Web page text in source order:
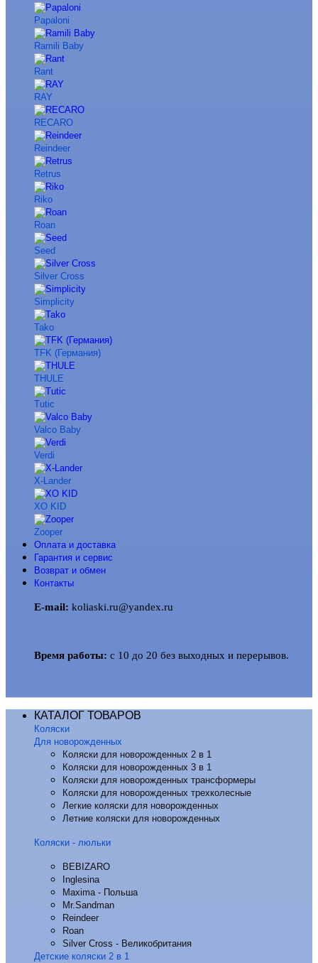
Papaloni
Ramili Baby
Rant
RAY
RECARO
Reindeer
Retrus
Riko
Roan
Seed
Silver Cross
Simplicity
Tako
TFK (Германия)
THULE
Tutic
Valco Baby
Verdi
X-Lander
XO KID
Zooper
Оплата и доставка
Гарантия и сервис
Возврат и обмен
Контакты
E-mail: koliaski.ru@yandex.ru
Время работы: с 10 до 20 без выходных и перерывов.
КАТАЛОГ ТОВАРОВ
Коляски
Для новорожденных
Коляски для новорожденных 2 в 1
Коляски для новорожденных 3 в 1
Коляски для новорожденных трансформеры
Коляски для новорожденных трехколесные
Легкие коляски для новорожденных
Летние коляски для новорожденных
Коляски - люльки
BEBIZARO
Inglesina
Maxima - Польша
Mr.Sandman
Reindeer
Roan
Silver Cross - Великобритания
Детские коляски 2 в 1